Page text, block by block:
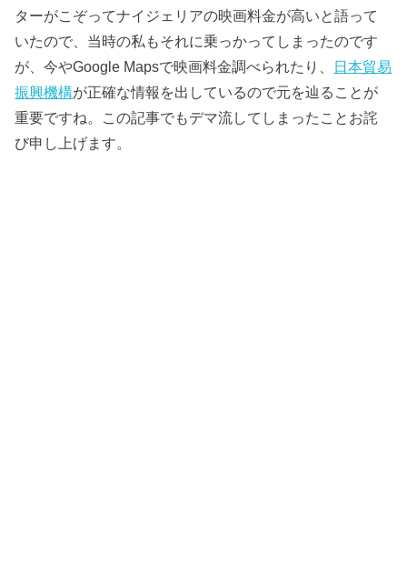
ターがこぞってナイジェリアの映画料金が高いと語って
いたので、当時の私もそれに乗っかってしまったのです
が、今やGoogle Mapsで映画料金調べられたり、 日本貿易
振興機構が正確な情報を出しているので元を辿ることが
重要ですね。この記事でもデマ流してしまったことお詫
び申し上げます。